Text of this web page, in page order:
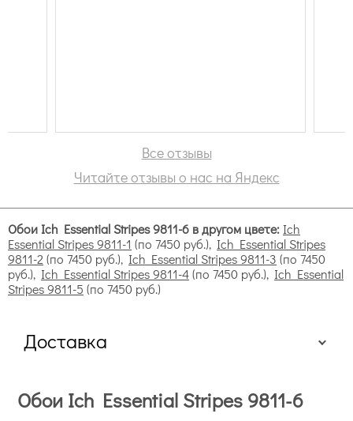
Все отзывы
Читайте отзывы о нас на Яндекс
Обои Ich Essential Stripes 9811-6 в другом цвете: Ich
Essential Stripes 9811-1 (по 7450 руб.), Ich Essential Stripes
9811-2 (по 7450 руб.), Ich Essential Stripes 9811-3 (по 7450
руб.), Ich Essential Stripes 9811-4(по 7450 руб.), Ich Essential
Stripes 9811-5 (по 7450 руб.)
Доставка
Обои Ich Essential Stripes 9811-6